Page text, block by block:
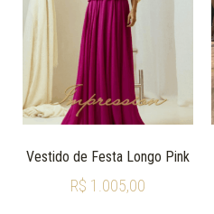
Vestido de Festa Longo Pink
R$ 1.005,00